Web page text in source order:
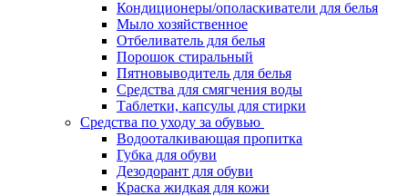
Кондиционеры/ополаскиватели для белья
Мыло хозяйственное
Отбеливатель для белья
Порошок стиральный
Пятновыводитель для белья
Средства для смягчения воды
Таблетки, капсулы для стирки
Средства по уходу за обувью
Водооталкивающая пропитка
Губка для обуви
Дезодорант для обуви
Краска жидкая для кожи